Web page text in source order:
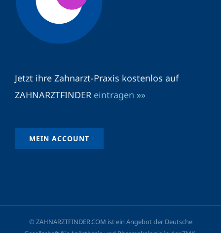
Jetzt ihre Zahnarzt-Praxis kostenlos auf
ZAHNARZTFINDER eintragen »»
MEIN ACCOUNT
© ZAHNARZTFINDER.COM ist ein Angebot der Deutsche